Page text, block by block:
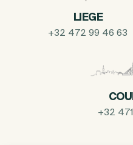
LIEGE
+32 472 99 46 63
+32